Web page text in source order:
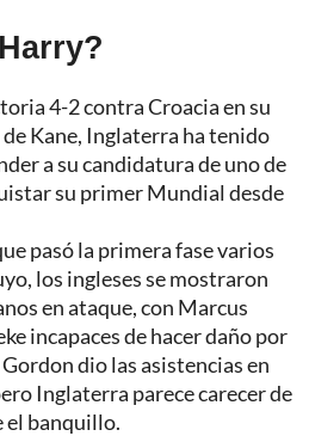
4-2 contra Croacia en su
Kane, Inglaterra ha tenido
a su candidatura de uno de
su primer Mundial desde
pasó la primera fase varios
los ingleses se mostraron
en ataque, con Marcus
incapaces de hacer daño por
dio las asistencias en
Inglaterra parece carecer de
el banquillo.